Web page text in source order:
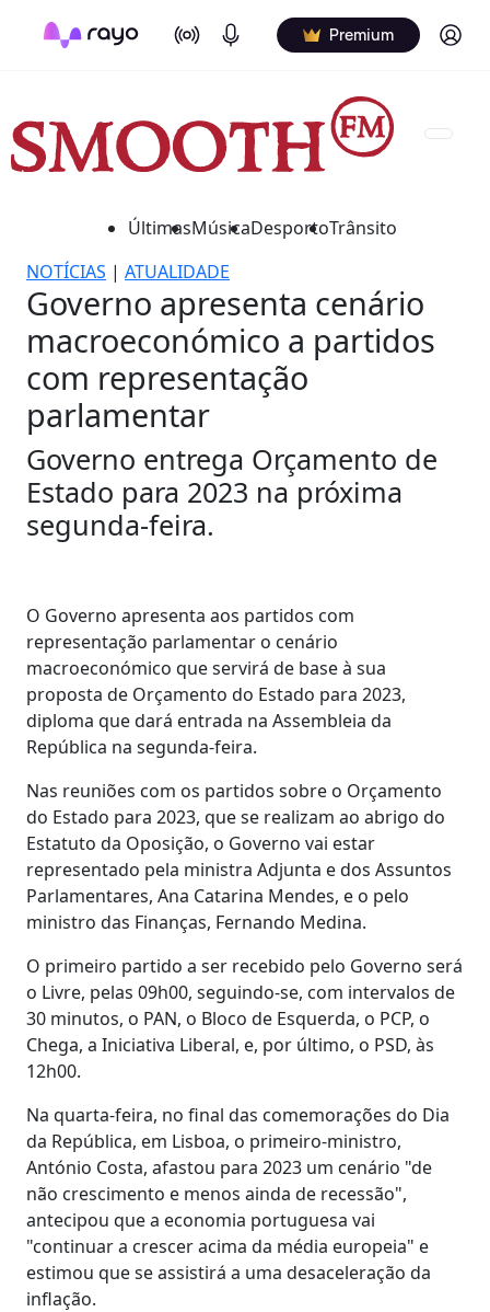
On Air Podcasts Premium Log in
ÚltimasMúsicaDesportoTrânsito
NOTÍCIAS | ATUALIDADE
Governo apresenta cenário
macroeconómico a partidos
com representação
parlamentar
Governo entrega Orçamento de
Estado para 2023 na próxima
segunda-feira.
O Governo apresenta aos partidos com
representação parlamentar o cenário
macroeconómico que servirá de base à sua
proposta de Orçamento do Estado para 2023,
diploma que dará entrada na Assembleia da
República na segunda-feira.
Nas reuniões com os partidos sobre o Orçamento
do Estado para 2023, que se realizam ao abrigo do
Estatuto da Oposição, o Governo vai estar
representado pela ministra Adjunta e dos Assuntos
Parlamentares, Ana Catarina Mendes, e o pelo
ministro das Finanças, Fernando Medina.
O primeiro partido a ser recebido pelo Governo será
o Livre, pelas 09h00, seguindo-se, com intervalos de
30 minutos, o PAN, o Bloco de Esquerda, o PCP, o
Chega, a Iniciativa Liberal, e, por último, o PSD, às
12h00.
Na quarta-feira, no final das comemorações do Dia
da República, em Lisboa, o primeiro-ministro,
António Costa, afastou para 2023 um cenário "de
não crescimento e menos ainda de recessão",
antecipou que a economia portuguesa vai
"continuar a crescer acima da média europeia" e
estimou que se assistirá a uma desaceleração da
inflação.